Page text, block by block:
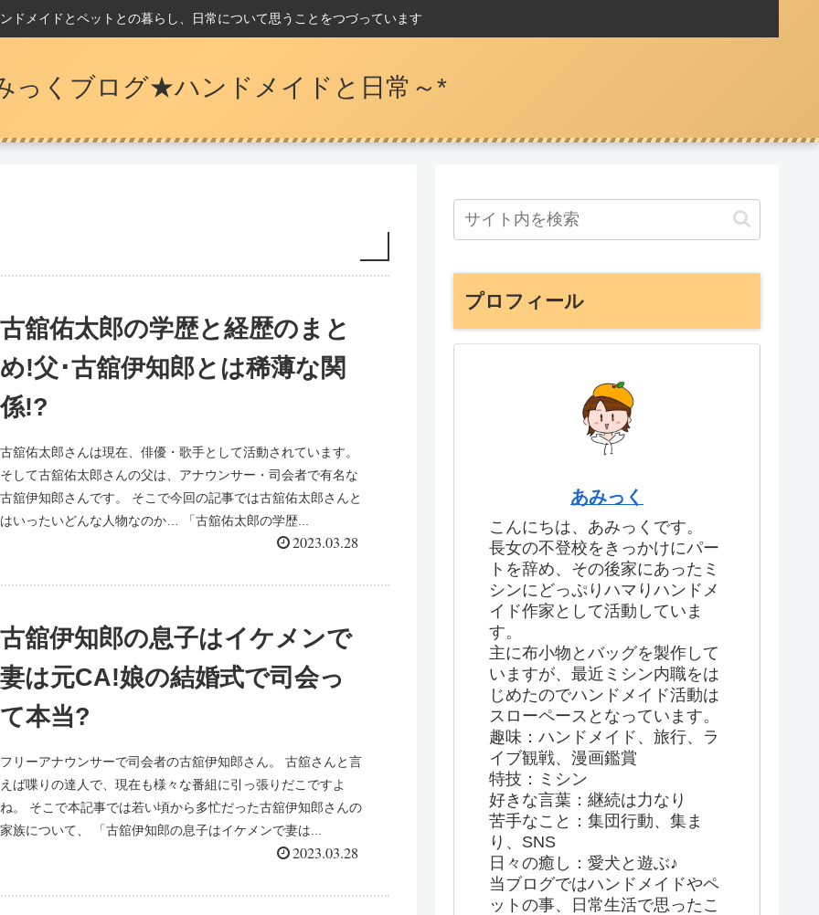
ドメイドとペットとの暮らし、日常について思うことをつづっています
っくブログ★ハンドメイドと日常～*
古舘佑太郎の学歴と経歴のまと
め!父･古舘伊知郎とは稀薄な関
係!?
古舘佑太郎さんは現在、俳優・歌手として活動されています。
そして古舘佑太郎さんの父は、アナウンサー・司会者で有名な
古舘伊知郎さんです。 そこで今回の記事では古舘佑太郎さんと
はいったいどんな人物なのか… 「古舘佑太郎の学歴...
2023.03.28
古舘伊知郎の息子はイケメンで
妻は元CA!娘の結婚式で司会っ
て本当?
フリーアナウンサーで司会者の古舘伊知郎さん。 古舘さんと言
えば喋りの達人で、現在も様々な番組に引っ張りだこですよ
ね。 そこで本記事では若い頃から多忙だった古舘伊知郎さんの
家族について、 「古舘伊知郎の息子はイケメンで妻は...
2023.03.28
プロフィール
あみっく
こんにちは、あみっくです。
長女の不登校をきっかけにパー
トを辞め、その後家にあったミ
シンにどっぷりハマりハンドメ
イド作家として活動していま
す。
主に布小物とバッグを製作して
いますが、最近ミシン内職をは
じめたのでハンドメイド活動は
スローペースとなっています。
趣味：ハンドメイド、旅行、ラ
イブ観戦、漫画鑑賞
特技：ミシン
好きな言葉：継続は力なり
苦手なこと：集団行動、集ま
り、SNS
日々の癒し：愛犬と遊ぶ♪
当ブログではハンドメイドやペ
ットの事、日常生活で思ったこ